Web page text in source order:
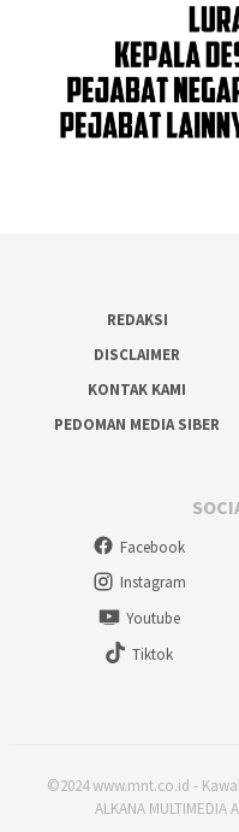
REDAKSI
DISCLAIMER
KONTAK KAMI
PEDOMAN MEDIA SIBER
Facebook
Instagram
Youtube
Tiktok
©2024 www.mnt.co.id -
ALKANA MULTIMEDIA